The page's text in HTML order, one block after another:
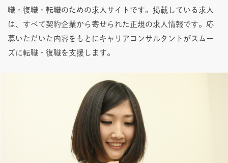
職・復職・転職のための求人サイトです。掲載している求人
は、すべて契約企業から寄せられた正規の求人情報です。応
募いただいた内容をもとにキャリアコンサルタントがスムー
ズに転職・復職を支援します。